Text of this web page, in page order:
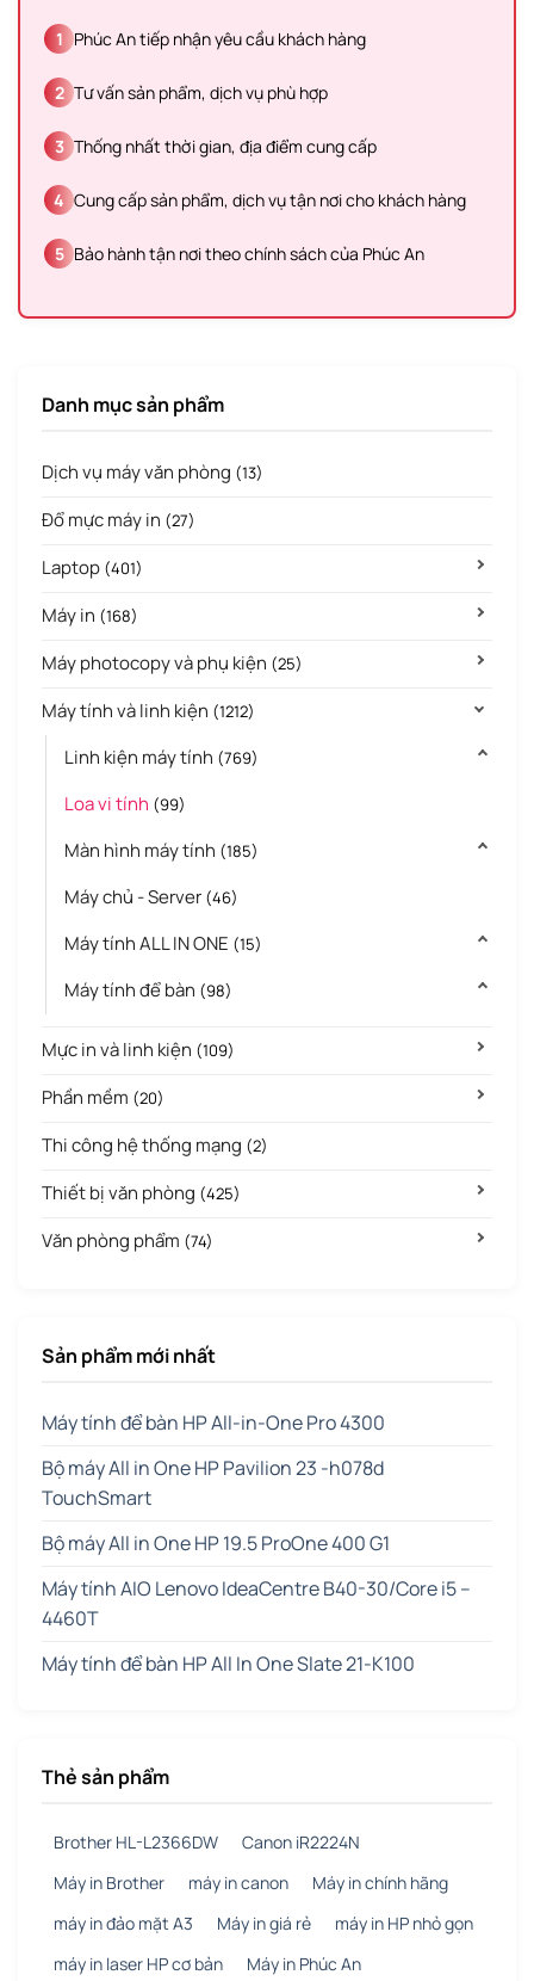
1 Phúc An tiếp nhận yêu cầu khách hàng
2 Tư vấn sản phẩm, dịch vụ phù hợp
3 Thống nhất thời gian, địa điểm cung cấp
4 Cung cấp sản phẩm, dịch vụ tận nơi cho khách hàng
5 Bảo hành tận nơi theo chính sách của Phúc An
Danh mục sản phẩm
Dịch vụ máy văn phòng (13)
Đổ mực máy in (27)
Laptop (401)
Máy in (168)
Máy photocopy và phụ kiện (25)
Máy tính và linh kiện (1212)
Linh kiện máy tính (769)
Loa vi tính (99)
Màn hình máy tính (185)
Máy chủ - Server (46)
Máy tính ALL IN ONE (15)
Máy tính để bàn (98)
Mực in và linh kiện (109)
Phần mềm (20)
Thi công hệ thống mạng (2)
Thiết bị văn phòng (425)
Văn phòng phẩm (74)
Sản phẩm mới nhất
Máy tính để bàn HP All-in-One Pro 4300
Bộ máy All in One HP Pavilion 23 -h078d
TouchSmart
Bộ máy All in One HP 19.5 ProOne 400 G1
Máy tính AIO Lenovo IdeaCentre B40-30/Core i5 –
4460T
Máy tính để bàn HP All In One Slate 21-K100
Thẻ sản phẩm
Brother HL-L2366DW
Canon iR2224N
Máy in Brother
máy in canon
Máy in chính hãng
máy in đảo mặt A3
Máy in giá rẻ
máy in HP nhỏ gọn
máy in laser HP cơ bản
Máy in Phúc An